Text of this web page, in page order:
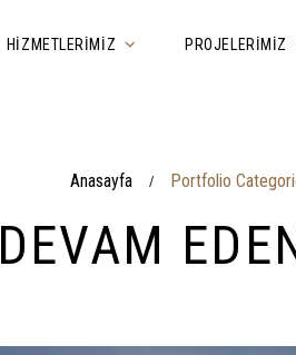
HIZMETLERIMIZ PROJELERIMIZ
Anasayfa / Portfolio
DEVAM